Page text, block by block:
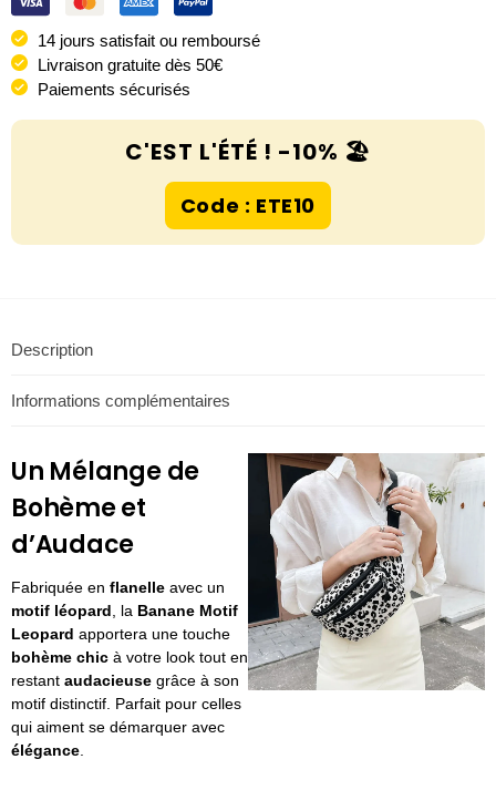
14 jours satisfait ou remboursé
Livraison gratuite dès 50€
Paiements sécurisés
C'EST L'ÉTÉ ! -10% 🏖️
Code : ETE10
Description
Informations complémentaires
Un Mélange de
Bohème et
d’Audace
Fabriquée en flanelle avec un
motif léopard , la Banane Motif
Leopard apportera une touche
bohème chic à votre look tout en
restant audacieuse grâce à son
motif distinctif. Parfait pour celles
qui aiment se démarquer avec
élégance